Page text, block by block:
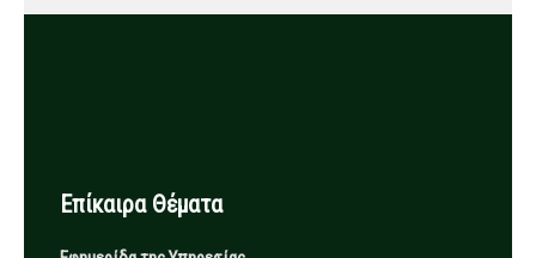
Επίκαιρα Θέματα